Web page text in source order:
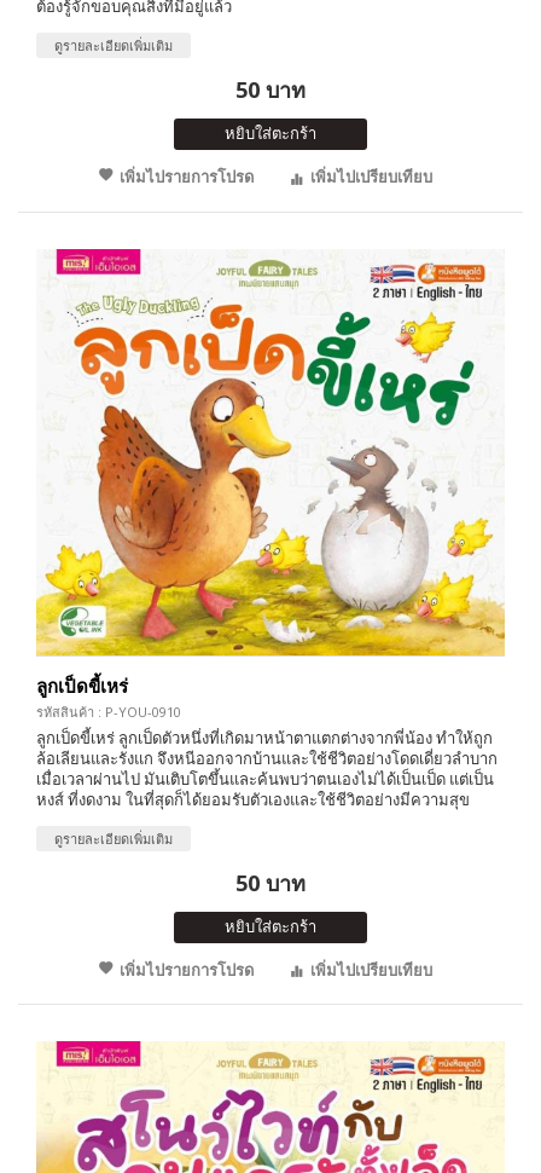
ต้องรู้จักขอบคุณสิ่งที่มีอยู่แล้ว
ดูรายละเอียดเพิ่มเติม
50 บาท
หยิบใส่ตะกร้า
เพิ่มไปรายการโปรด
เพิ่มไปเปรียบเทียบ
ลูกเป็ดขี้เหร่
รหัสสินค้า : P-YOU-0910
ลูกเป็ดขี้เหร่ ลูกเป็ดตัวหนึ่งที่เกิดมาหน้าตาแตกต่างจากพี่น้อง ทำให้ถูก
ล้อเลียนและรังแก จึงหนีออกจากบ้านและใช้ชีวิตอย่างโดดเดี่ยวลำบาก
เมื่อเวลาผ่านไป มันเติบโตขึ้นและค้นพบว่าตนเองไม่ได้เป็นเป็ด แต่เป็น
หงส์ ที่งดงาม ในที่สุดก็ได้ยอมรับตัวเองและใช้ชีวิตอย่างมีความสุข
ดูรายละเอียดเพิ่มเติม
50 บาท
หยิบใส่ตะกร้า
เพิ่มไปรายการโปรด
เพิ่มไปเปรียบเทียบ